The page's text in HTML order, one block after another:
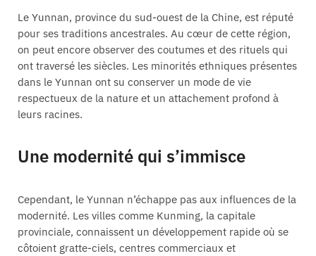
Le Yunnan, province du sud-ouest de la Chine, est réputé
pour ses traditions ancestrales. Au cœur de cette région,
on peut encore observer des coutumes et des rituels qui
ont traversé les siècles. Les minorités ethniques présentes
dans le Yunnan ont su conserver un mode de vie
respectueux de la nature et un attachement profond à
leurs racines.
Une modernité qui s’immisce
Cependant, le Yunnan n’échappe pas aux influences de la
modernité. Les villes comme Kunming, la capitale
provinciale, connaissent un développement rapide où se
côtoient gratte-ciels, centres commerciaux et